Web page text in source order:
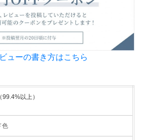
ューの書き方はこちら
以上）
色